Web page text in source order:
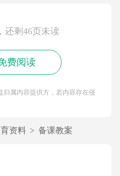
还剩46页未读
费阅读
属内容提供方，若内容存在侵
资料 > 备课教案